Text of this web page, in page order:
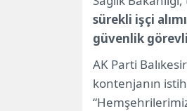
Sağlık
sürekli işçi alımı
güvenlik
AK Parti
kontenjanın